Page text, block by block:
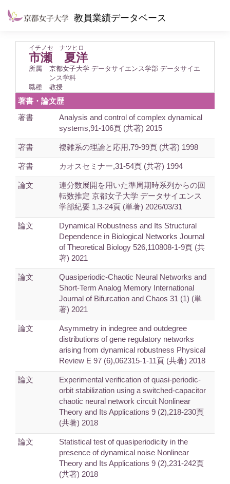
教員業績データベース
イチノセ ナツヒロ
市瀬 夏洋
所属
京都女子大学 データサイエンス学部 データサイエ
ンス学科
職種
教授
著書・論文歴
著書
Analysis and control of complex dynamical
systems,91-106頁 (共著) 2015
著書 複雑系の理論と応用,79-99頁 (共著) 1998
著書 カオスセミナー,31-54頁 (共著) 1994
論文
連分数展開を用いた準周期時系列からの回
転数推定 京都女子大学 データサイエンス
学部紀要 1,3-24頁 (単著) 2026/03/31
論文
Dynamical Robustness and Its Structural
Dependence in Biological Networks Journal
of Theoretical Biology 526,110808-1-9頁 (共
著) 2021
論文
Quasiperiodic-Chaotic Neural Networks and
Short-Term Analog Memory International
Journal of Bifurcation and Chaos 31 (1) (単
著) 2021
論文
Asymmetry in indegree and outdegree
distributions of gene regulatory networks
arising from dynamical robustness Physical
Review E 97 (6),062315-1-11頁 (共著) 2018
論文
Experimental verification of quasi-periodic-
orbit stabilization using a switched-capacitor
chaotic neural network circuit Nonlinear
Theory and Its Applications 9 (2),218-230頁
(共著) 2018
論文
Statistical test of quasiperiodicity in the
presence of dynamical noise Nonlinear
Theory and Its Applications 9 (2),231-242頁
(共著) 2018